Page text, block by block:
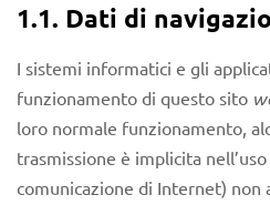
1.1. Dati di
I sistemi informatici e gli
funzionamento di questo sito
loro normale funzionamento,
trasmissione è implicita
comunicazione di Internet) non